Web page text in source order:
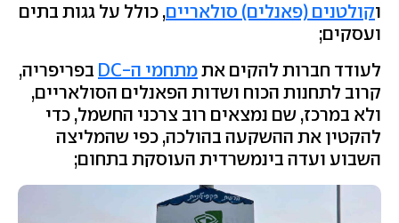
וקולטנים (פאנלים) סולאריים, כולל על גגות בתים
ועסקים;
לעודד חברות להקים אתמתחמי ה-DC
בפריפריה,
קרוב לתחנות הכוח ושדות הפאנלים הסולאריים,
ולא במרכז, שם נמצאים רוב צרכני החשמל, כדי
להקטין את ההשקעה בהולכה, כפי שהמליצה
השבוע ועדה בינמשרדית העוסקת בתחום;